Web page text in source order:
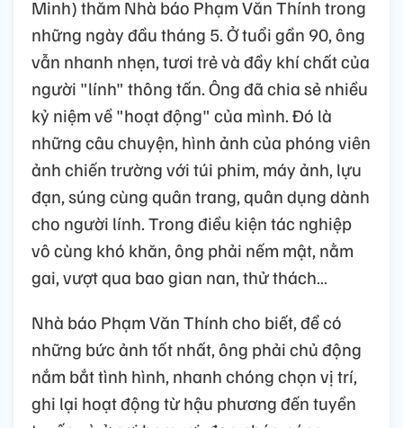
Minh) thăm Nhà báo Phạm Văn Thính trong
những ngày đầu tháng 5. Ở tuổi gần 90, ông
vẫn nhanh nhẹn, tươi trẻ và đầy khí chất của
người "lính" thông tấn. Ông đã chia sẻ nhiều
kỷ niệm về "hoạt động" của mình. Đó là
những câu chuyện, hình ảnh của phóng viên
ảnh chiến trường với túi phim, máy ảnh, lựu
đạn, súng cùng quân trang, quân dụng dành
cho người lính. Trong điều kiện tác nghiệp
vô cùng khó khăn, ông phải nếm mật, nằm
gai, vượt qua bao gian nan, thử thách…
Nhà báo Phạm Văn Thính cho biết, để có
những bức ảnh tốt nhất, ông phải chủ động
nắm bắt tình hình, nhanh chóng chọn vị trí,
ghi lại hoạt động từ hậu phương đến tuyền